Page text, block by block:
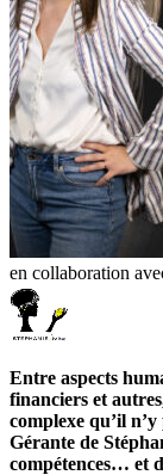
en collaboration
Entre aspects
financiers et
complexe qu’il
Gérante de
compétences… et